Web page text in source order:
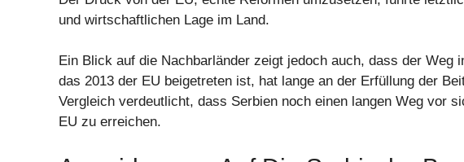
und wirtschaftlichen Lage im Land.
Ein Blick auf die Nachbarländer zeigt jedoch auch, dass der Weg
das 2013 der EU beigetreten ist, hat lange an der Erfüllung der
Vergleich verdeutlicht, dass Serbien noch einen langen Weg vor
EU zu erreichen.